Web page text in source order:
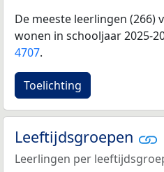
De meeste leerlingen (266)
wonen in schooljaar 2025-
4707.
Toelichting
Leeftijdsgroepen
Leerlingen per